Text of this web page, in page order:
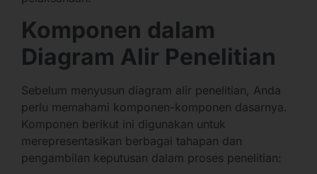
Komponen dalam
Diagram Alir Penelitian
Sebelum menyusun diagram alir penelitian, Anda
perlu memahami komponen-komponen dasarnya.
Komponen berikut ini digunakan untuk
merepresentasikan berbagai tahapan dan
pengambilan keputusan dalam proses penelitian: